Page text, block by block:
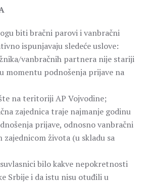
biti bračni parovi i vanbračni
ispunjavaju sledeće uslove:
vanbračnih partnera nije stariji
momentu podnošenja prijave na
na teritoriji AP Vojvodine;
zajednica traje najmanje godinu
prijave, odnosno vanbračni
života (u skladu sa
bilo kakve nepokretnosti
Srbije i da istu nisu otuđili u